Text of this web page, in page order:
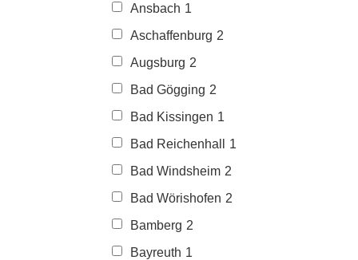
Ansbach 1
Aschaffenburg 2
Augsburg 2
Bad Gögging 2
Bad Kissingen 1
Bad Reichenhall
1
Bad Windsheim 2
Bad Wörishofen 2
Bamberg 2
Bayreuth 1